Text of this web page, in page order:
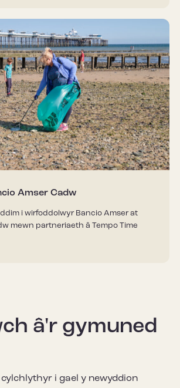
Amser Cadw
i wirfoddolwyr Bancio Amser at
mewn partneriaeth â Tempo Time
â'r gymuned
i gael y newyddion